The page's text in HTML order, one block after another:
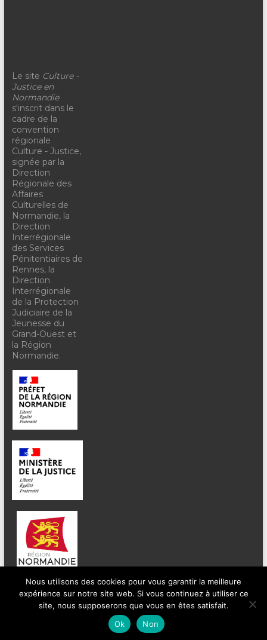
Le site Culture -
Justice en
Normandie
s'inscrit dans le
cadre de la
convention
régionale
Culture - Justice,
signée par la
Direction
Régionale des
Affaires
Culturelles de
Normandie, la
Direction
Interrégionale
des Services
Pénitentiaires de
Rennes, la
Direction
Interrégionale
de la Protection
Judiciaire de la
Jeunesse du
Grand-Ouest et
la Région
Normandie.
Nous utilisons des cookies pour vous garantir la meilleure
expérience sur notre site web. Si vous continuez à utiliser ce
site, nous supposerons que vous en êtes satisfait.
Ok
Non